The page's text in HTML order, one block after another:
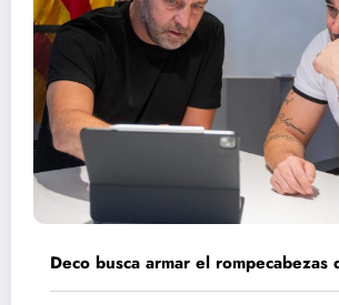
Deco busca armar el rompecabezas